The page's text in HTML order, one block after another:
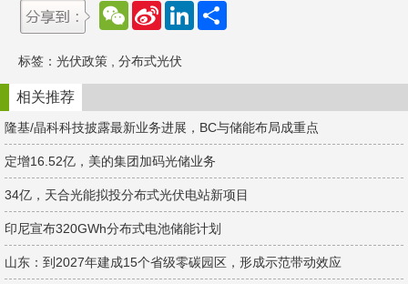
W
e
a
t
S
a
W
e
b
o
L
d
n
标签： 光伏政策 分布式光伏
相关推荐
隆基/晶科科技披露最新业务进展，BC与储能布局成重点
定增16.52亿，美的集团加码光储业务
34亿，天合光能拟投分布式光伏电站新项目
印尼宣布320GWh分布式电池储能计划
山东：到2027年建成15个省级零碳园区，形成示范带动效应